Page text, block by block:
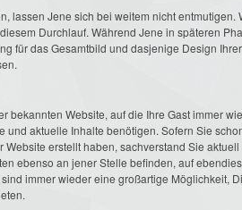
lassen Jene sich bei weitem nicht entmutigen.
Durchlauf. Während Jene in späteren
für das Gesamtbild und dasjenige Design
bekannten Website, auf die Ihre Gast immer
und aktuelle Inhalte benötigen. Sofern Sie
Website erstellt haben, sachverstand Sie
ebenso an jener Stelle befinden, auf
immer wieder eine großartige Möglichkeit,